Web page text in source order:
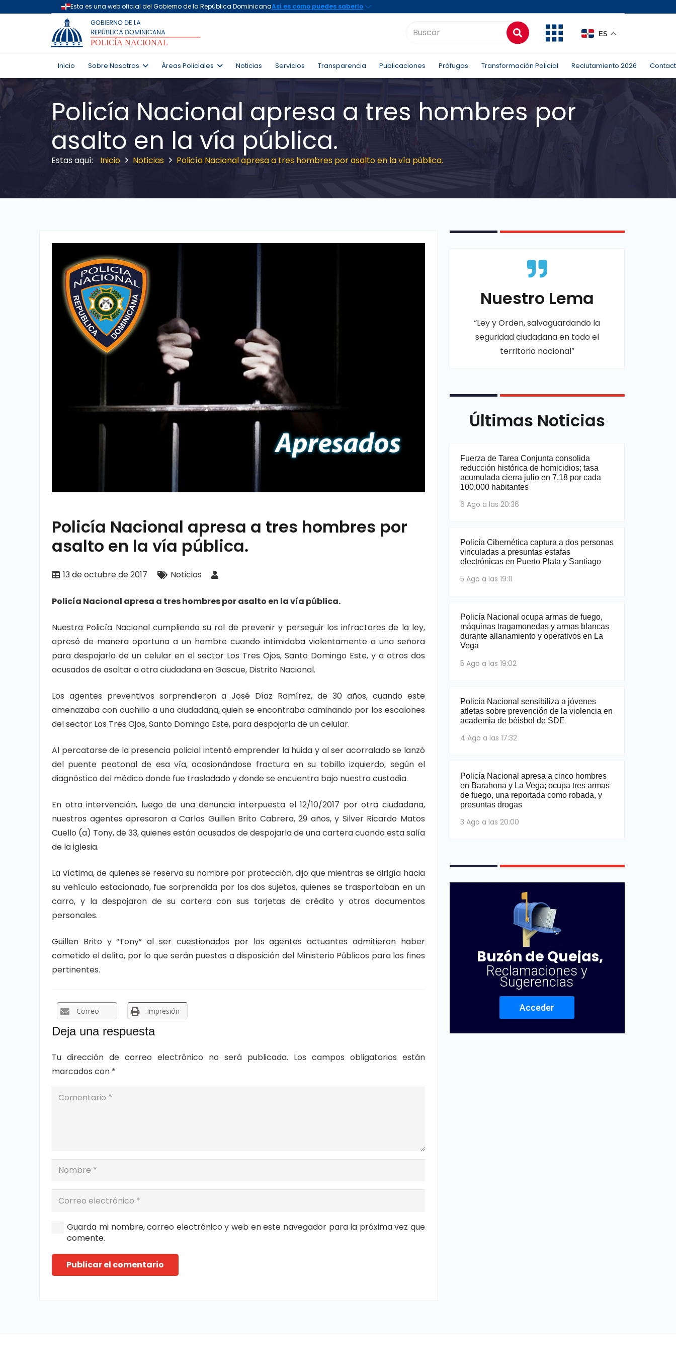
ES
Inicio Sobre Nosotros Áreas Policiales Noticias Servicios Transparencia Publicaciones Prófugos Transformación Policial Reclutamiento 2026
Policía Nacional apresa a tres hombres por
asalto en la vía pública.
Inicio Noticias Policía Nacional apresa a tres hombres por asalto en la vía pública.
Policía Nacional apresa a tres hombres por
asalto en la vía pública.
13 de octubre de 2017 Noticias
Policía Nacional apresa a tres hombres por asalto en la vía pública.
Nuestra Policía Nacional cumpliendo su rol de prevenir y perseguir los infractores de la ley,
apresó de manera oportuna a un hombre cuando intimidaba violentamente a una señora
para despojarla de un celular en el sector Los Tres Ojos, Santo Domingo Este, y a otros dos
acusados de asaltar a otra ciudadana en Gascue, Distrito Nacional.
Los agentes preventivos sorprendieron a José Díaz Ramírez, de 30 años, cuando este
amenazaba con cuchillo a una ciudadana, quien se encontraba caminando por los escalones
del sector Los Tres Ojos, Santo Domingo Este, para despojarla de un celular.
Al percatarse de la presencia policial intentó emprender la huida y al ser acorralado se lanzó
del puente peatonal de esa vía, ocasionándose fractura en su tobillo izquierdo, según el
diagnóstico del médico donde fue trasladado y donde se encuentra bajo nuestra custodia.
En otra intervención, luego de una denuncia interpuesta el 12/10/2017 por otra ciudadana,
nuestros agentes apresaron a Carlos Guillen Brito Cabrera, 29 años, y Silver Ricardo Matos
Cuello (a) Tony, de 33, quienes están acusados de despojarla de una cartera cuando esta salía
de la iglesia.
La víctima, de quienes se reserva su nombre por protección, dijo que mientras se dirigía hacia
su vehículo estacionado, fue sorprendida por los dos sujetos, quienes se trasportaban en un
carro, y la despojaron de su cartera con sus tarjetas de crédito y otros documentos
personales.
Guillen Brito y “Tony” al ser cuestionados por los agentes actuantes admitieron haber
cometido el delito, por lo que serán puestos a disposición del Ministerio Públicos para los fines
pertinentes.
Correo Impresión
Deja una respuesta
Tu dirección de correo electrónico no será publicada. Los campos obligatorios están
marcados con *
Guarda mi nombre, correo electrónico y web en este navegador para la próxima vez que
comente.
Publicar el comentario
Nuestro Lema
“Ley y Orden, salvaguardando la
seguridad ciudadana en todo el
territorio nacional”
Últimas Noticias
Fuerza de Tarea Conjunta consolida
reducción histórica de homicidios; tasa
acumulada cierra julio en 7.18 por cada
100,000 habitantes
6 Ago a las 20:36
Policía Cibernética captura a dos personas
vinculadas a presuntas estafas
electrónicas en Puerto Plata y Santiago
5 Ago a las 19:11
Policía Nacional ocupa armas de fuego,
máquinas tragamonedas y armas blancas
durante allanamiento y operativos en La
Vega
5 Ago a las 19:02
Policía Nacional sensibiliza a jóvenes
atletas sobre prevención de la violencia en
academia de béisbol de SDE
4 Ago a las 17:32
Policía Nacional apresa a cinco hombres
en Barahona y La Vega; ocupa tres armas
de fuego, una reportada como robada, y
presuntas drogas
3 Ago a las 20:00
Buzón de Quejas,
Reclamaciones y
Sugerencias
Acceder